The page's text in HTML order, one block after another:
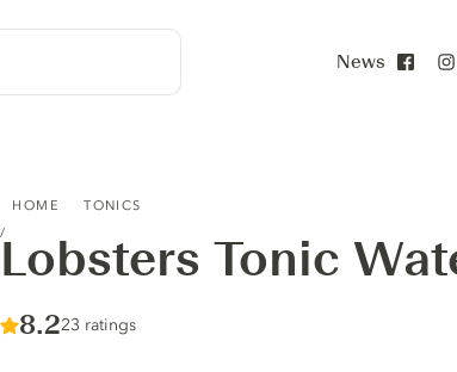
News
HOME TONICS
Lobsters Tonic
Score :
8.2/ 10
23 ratings